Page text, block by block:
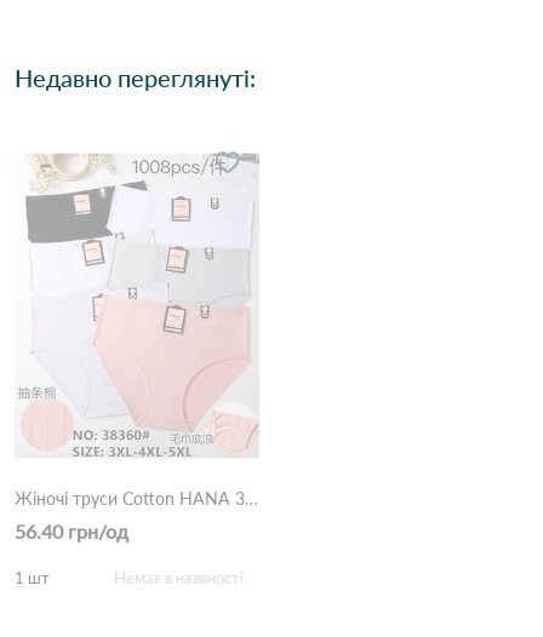
Недавно переглянуті:
Жіночі труси Cotton HANA 38360 13b Різні кольори
56.40 грн/од
1 шт Немає в наявності